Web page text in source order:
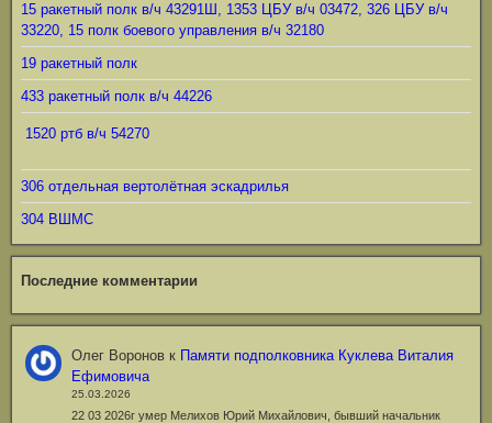
15 ракетный полк в/ч 43291Ш, 1353 ЦБУ в/ч 03472, 326 ЦБУ в/ч
33220, 15 полк боевого управления в/ч 32180
19 ракетный полк
433 ракетный полк в/ч 44226
1520 ртб в/ч 54270
306 отдельная вертолётная эскадрилья
304 ВШМС
Последние комментарии
Олег Воронов к Памяти подполковника Куклева Виталия
Ефимовича
25.03.2026
22 03 2026г умер Мелихов Юрий Михайлович, бывший начальник